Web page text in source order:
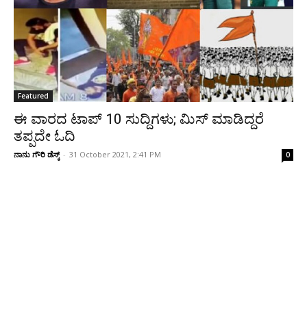
Featured
ಈ ವಾರದ ಟಾಪ್ 10 ಸುದ್ದಿಗಳು; ಮಿಸ್‌ ಮಾಡಿದ್ದರೆ
ತಪ್ಪದೇ ಓದಿ
ನಾನು ಗೌರಿ ಡೆಸ್ಕ್ - 31 October 2021, 2:41 PM 0